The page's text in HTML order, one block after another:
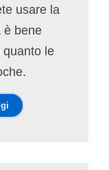
usare la
è bene
quanto le